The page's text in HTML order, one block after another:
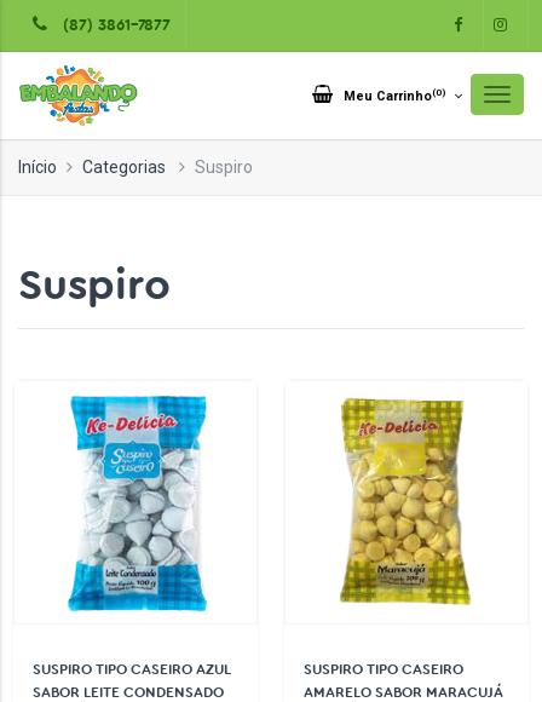
(87) 3861-7877
Meu Carrinho(0)
Início Categorias Suspiro
Suspiro
SUSPIRO TIPO CASEIRO AZUL
SABOR LEITE CONDENSADO
SUSPIRO TIPO CASEIRO
AMARELO SABOR MARACUJÁ